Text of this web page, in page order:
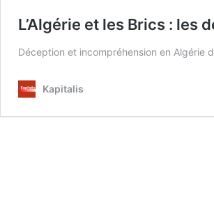
L’Algérie et les Brics : les
Déception et incompréhension en Algérie
Kapitalis